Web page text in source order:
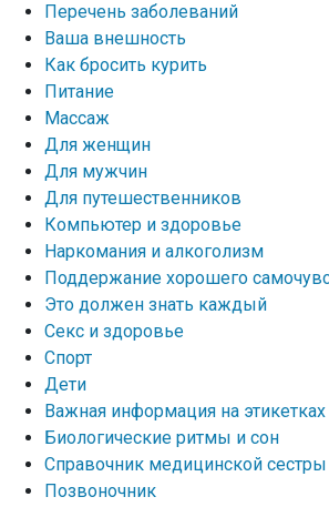
Перечень заболеваний
Ваша внешность
Как бросить курить
Питание
Массаж
Для женщин
Для мужчин
Для путешественников
Компьютер и здоровье
Наркомания и алкоголизм
Поддержание хорошего
Это должен знать каждый
Секс и здоровье
Спорт
Дети
Важная информация на этикетках
Биологические ритмы и сон
Справочник медицинской сестры
Позвоночник